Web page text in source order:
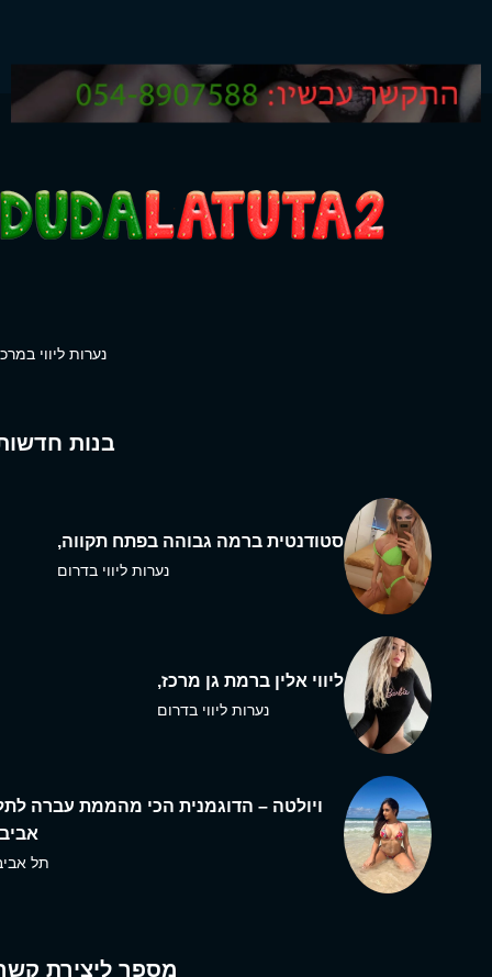
נערות ליווי
בנות
סטודנטית ברמה גבוהה בפתח תקווה,
נערות ליווי בדרום
ליווי אלין ברמת גן מרכז,
נערות ליווי בדרום
ויולטה – הדוגמנית הכי מהממת עברה
תל
מספר ליצירת